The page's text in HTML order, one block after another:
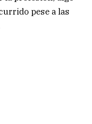
pese a las